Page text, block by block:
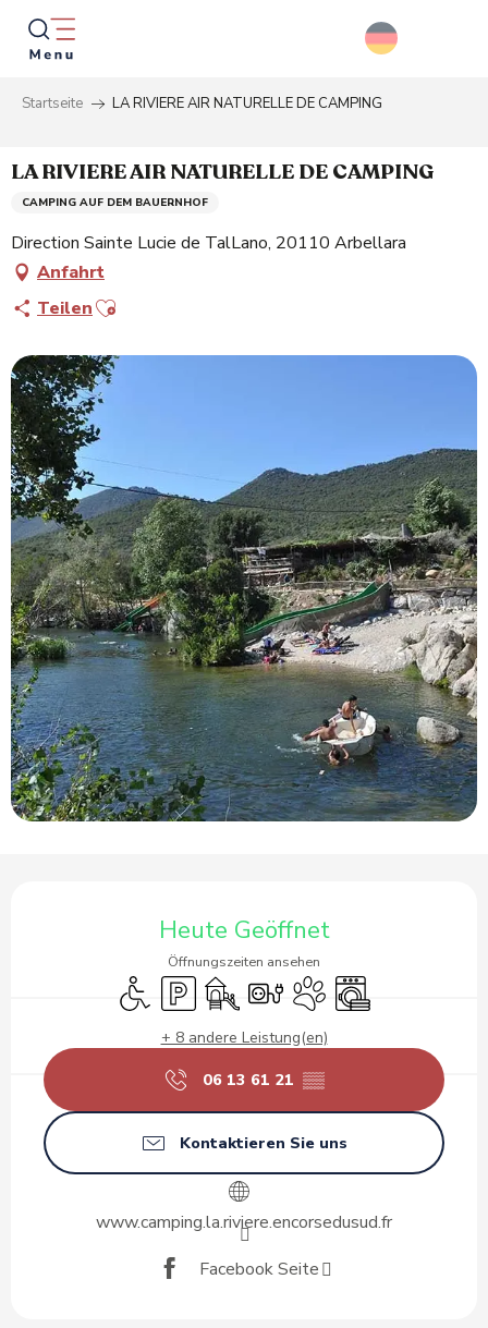
Aller
contenu
principal
Startseite LA RIVIERE AIR NATURELLE DE CAMPING
LA RIVIERE AIR NATURELLE DE CAMPING
CAMPING AUF DEM BAUERNHOF
Direction Sainte Lucie de TalLano, 20110 Arbellara
Anfahrt
TeilenAjouter aux favoris
Heute Geöffnet
Öffnungszeiten ansehen
Zugang für Behinderte
ParkplatzSpiele für Kinder / Spielplatz
Elektrische Anschlüsse
Tiere erlaubtWaschmaschine
+ 8 andere Leistung(en)
06 13 61 21 ▒▒
Kontaktieren Sie uns
www.camping.la.riviere.encorsedusud.fr
Facebook Seite